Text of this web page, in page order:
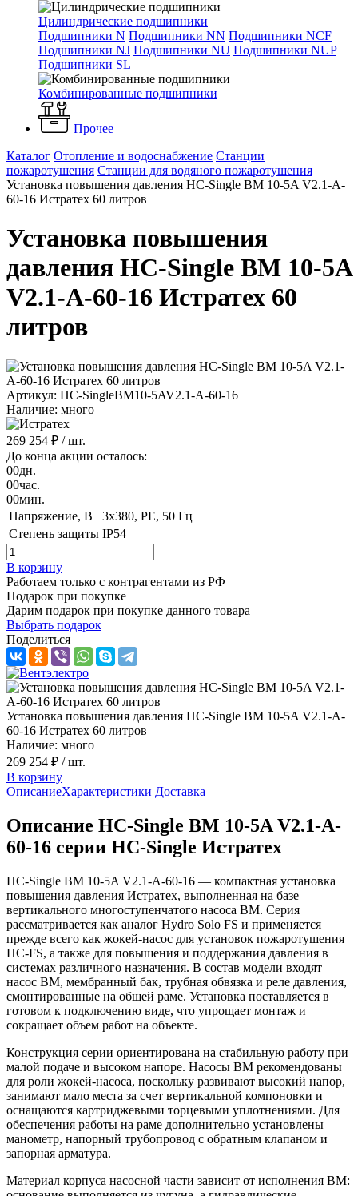
Цилиндрические подшипники
Подшипники N Подшипники NN Подшипники NCF
Подшипники NJ Подшипники NU Подшипники NUP
Подшипники SL
Комбинированные подшипники
Прочее
Каталог Отопление и водоснабжение Станции
пожаротушения Станции для водяного пожаротушения
Установка повышения давления HC-Single BM 10-5A V2.1-A-
60-16 Истратех 60 литров
Установка повышения
давления HC-Single BM 10-5A
V2.1-A-60-16 Истратех 60
литров
Артикул: HC-SingleBM10-5AV2.1-A-60-16
Наличие: много
269 254 ₽ / шт.
До конца акции осталось:
00дн.
00час.
00мин.
Напряжение, B
3x380, PE, 50 Гц
Степень защиты IP54
В корзину
Работаем только с контрагентами из РФ
Подарок при покупке
Дарим подарок при покупке данного товара
Выбрать подарок
Поделиться
Установка повышения давления HC-Single BM 10-5A V2.1-A-
60-16 Истратех 60 литров
Наличие: много
269 254 ₽ / шт.
В корзину
ОписаниеХарактеристики Доставка
Описание HC-Single BM 10-5A V2.1-A-
60-16 серии HC-Single Истратех
HC-Single BM 10-5A V2.1-A-60-16 — компактная установка
повышения давления Истратех, выполненная на базе
вертикального многоступенчатого насоса BM. Серия
рассматривается как аналог Hydro Solo FS и применяется
прежде всего как жокей-насос для установок пожаротушения
HC-FS, а также для повышения и поддержания давления в
системах различного назначения. В состав модели входят
насос BM, мембранный бак, трубная обвязка и реле давления,
смонтированные на общей раме. Установка поставляется в
готовом к подключению виде, что упрощает монтаж и
сокращает объем работ на объекте.
Конструкция серии ориентирована на стабильную работу при
малой подаче и высоком напоре. Насосы BM рекомендованы
для роли жокей-насоса, поскольку развивают высокий напор,
занимают мало места за счет вертикальной компоновки и
оснащаются картриджевыми торцевыми уплотнениями. Для
обеспечения работы на раме дополнительно установлены
манометр, напорный трубопровод с обратным клапаном и
запорная арматура.
Материал корпуса насосной части зависит от исполнения BM: